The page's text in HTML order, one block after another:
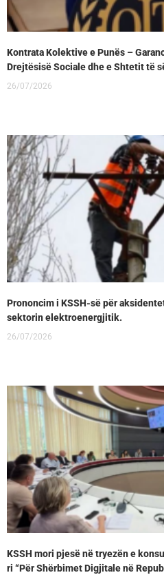
Kontrata Kolektive e Punës –
Drejtësisë Sociale dhe e Shtetit të
26/07/2026
Prononcim i KSSH-së për
sektorin elektroenergjitik.
26/07/2026
KSSH mori pjesë në tryezën e
ri “Për Shërbimet Digjitale në